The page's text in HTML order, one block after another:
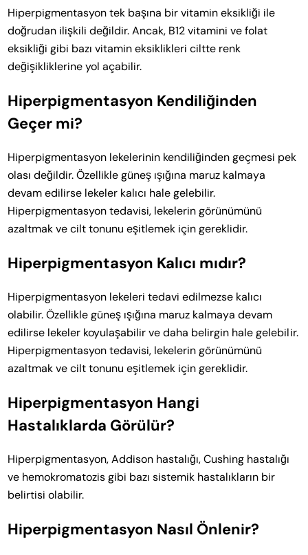
Hiperpigmentasyon tek başına bir vitamin eksikliği ile
doğrudan ilişkili değildir. Ancak, B12 vitamini ve folat
eksikliği gibi bazı vitamin eksiklikleri ciltte renk
değişikliklerine yol açabilir.
Hiperpigmentasyon Kendiliğinden
Geçer mi?
Hiperpigmentasyon lekelerinin kendiliğinden geçmesi pek
olası değildir. Özellikle güneş ışığına maruz kalmaya
devam edilirse lekeler kalıcı hale gelebilir.
Hiperpigmentasyon tedavisi, lekelerin görünümünü
azaltmak ve cilt tonunu eşitlemek için gereklidir.
Hiperpigmentasyon Kalıcı mıdır?
Hiperpigmentasyon lekeleri tedavi edilmezse kalıcı
olabilir. Özellikle güneş ışığına maruz kalmaya devam
edilirse lekeler koyulaşabilir ve daha belirgin hale gelebilir.
Hiperpigmentasyon tedavisi, lekelerin görünümünü
azaltmak ve cilt tonunu eşitlemek için gereklidir.
Hiperpigmentasyon Hangi
Hastalıklarda Görülür?
Hiperpigmentasyon, Addison hastalığı, Cushing hastalığı
ve hemokromatozis gibi bazı sistemik hastalıkların bir
belirtisi olabilir.
Hiperpigmentasyon Nasıl Önlenir?